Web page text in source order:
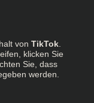
von TikTok.
klicken Sie
Sie, dass
werden.